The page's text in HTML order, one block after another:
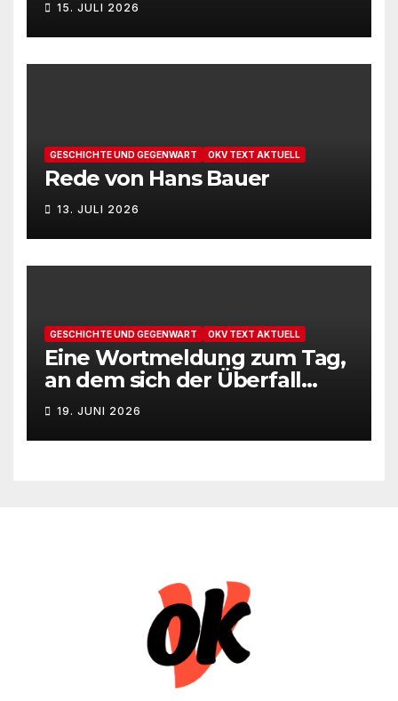
15. JULI 2026
GESCHICHTE UND GEGENWART OKV TEXT AKTUELL
Rede von Hans Bauer
13. JULI 2026
GESCHICHTE UND GEGENWART OKV TEXT AKTUELL
Eine Wortmeldung zum Tag,
an dem sich der Überfall
Deutschlands auf die UdSSR
1941 zum 85. Male jährt
19. JUNI 2026